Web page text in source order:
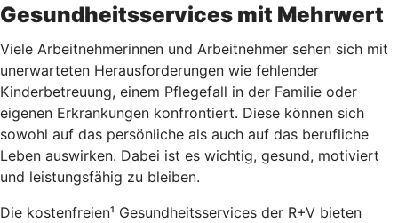
Gesundheitsservices mit Mehrwert
Viele Arbeitnehmerinnen und Arbeitnehmer sehen sich mit
unerwarteten Herausforderungen wie fehlender
Kinderbetreuung, einem Pflegefall in der Familie oder
eigenen Erkrankungen konfrontiert. Diese können sich
sowohl auf das persönliche als auch auf das berufliche
Leben auswirken. Dabei ist es wichtig, gesund, motiviert
und leistungsfähig zu bleiben.
Die kostenfreien¹ Gesundheitsservices der R+V bieten